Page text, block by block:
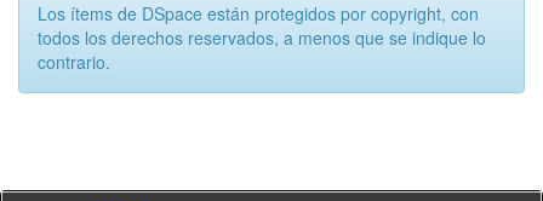
Los ítems de DSpace están protegidos por copyright, con
todos los derechos reservados, a menos que se indique lo
contrario.